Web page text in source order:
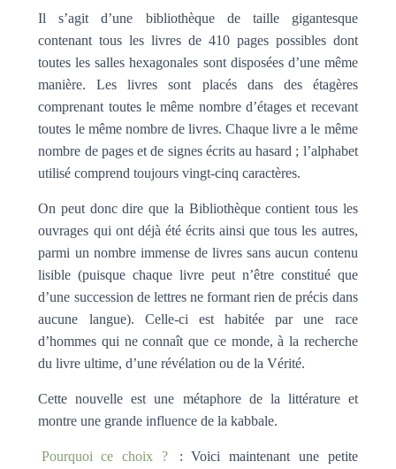
Il s’agit d’une bibliothèque de taille gigantesque
contenant tous les livres de 410 pages possibles dont
toutes les salles hexagonales sont disposées d’une même
manière. Les livres sont placés dans des étagères
comprenant toutes le même nombre d’étages et recevant
toutes le même nombre de livres. Chaque livre a le même
nombre de pages et de signes écrits au hasard ; l’alphabet
utilisé comprend toujours vingt-cinq caractères.
On peut donc dire que la Bibliothèque contient tous les
ouvrages qui ont déjà été écrits ainsi que tous les autres,
parmi un nombre immense de livres sans aucun contenu
lisible (puisque chaque livre peut n’être constitué que
d’une succession de lettres ne formant rien de précis dans
aucune langue). Celle-ci est habitée par une race
d’hommes qui ne connaît que ce monde, à la recherche
du livre ultime, d’une révélation ou de la Vérité.
Cette nouvelle est une métaphore de la littérature et
montre une grande influence de la kabbale.
Pourquoi ce choix ?
: Voici maintenant une petite